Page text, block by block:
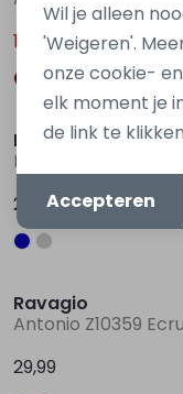
15,00 29,99
Ravagio
Rob Z10356 Denim
29,99
Ravagio
29,99
Terug
Wil je alleen
'Weigeren'.
onze cookie-
elk moment je
de link te
Accepteren